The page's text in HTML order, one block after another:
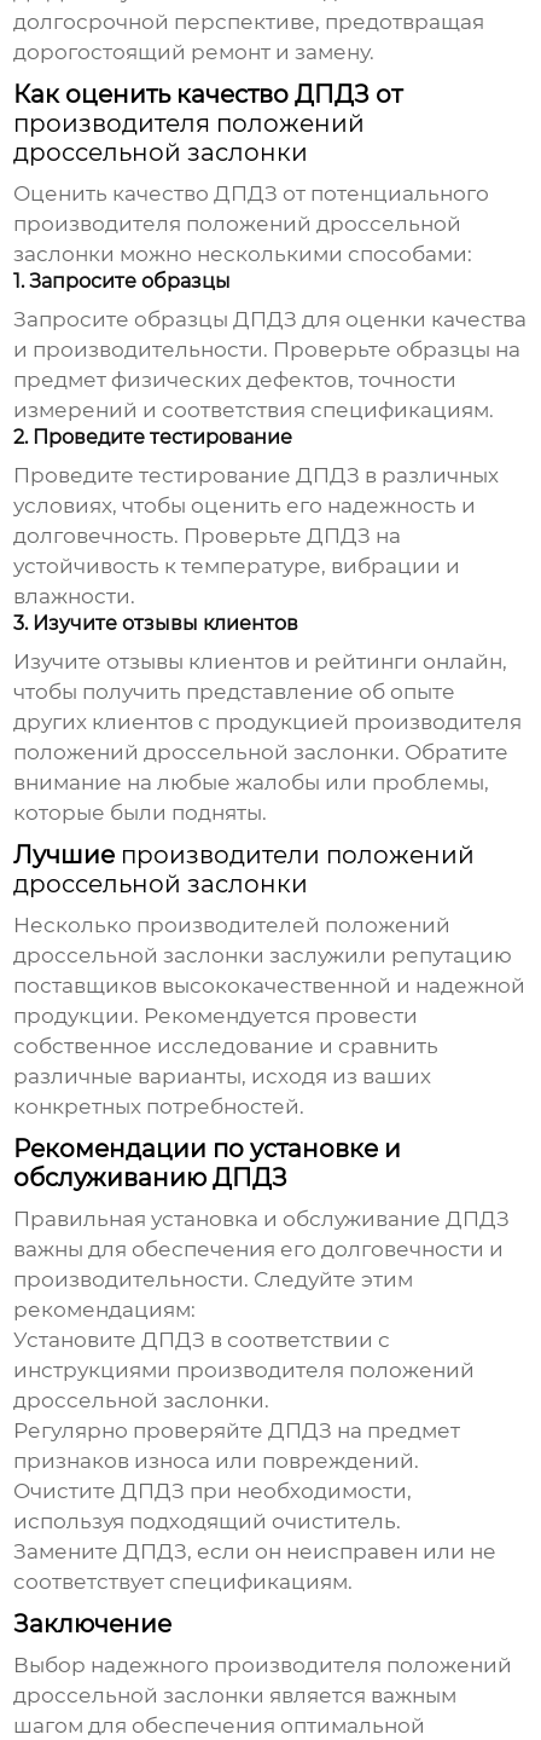
долгосрочной перспективе, предотвращая
дорогостоящий ремонт и замену.
Как оценить качество ДПДЗ от
производителя положений
дроссельной заслонки
Оценить качество ДПДЗ от потенциального
производителя положений дроссельной
заслонки можно несколькими способами:
1. Запросите образцы
Запросите образцы ДПДЗ для оценки качества
и производительности. Проверьте образцы на
предмет физических дефектов, точности
измерений и соответствия спецификациям.
2. Проведите тестирование
Проведите тестирование ДПДЗ в различных
условиях, чтобы оценить его надежность и
долговечность. Проверьте ДПДЗ на
устойчивость к температуре, вибрации и
влажности.
3. Изучите отзывы клиентов
Изучите отзывы клиентов и рейтинги онлайн,
чтобы получить представление об опыте
других клиентов с продукцией производителя
положений дроссельной заслонки. Обратите
внимание на любые жалобы или проблемы,
которые были подняты.
Лучшие производители положений
дроссельной заслонки
Несколько производителей положений
дроссельной заслонки заслужили репутацию
поставщиков высококачественной и надежной
продукции. Рекомендуется провести
собственное исследование и сравнить
различные варианты, исходя из ваших
конкретных потребностей.
Рекомендации по установке и
обслуживанию ДПДЗ
Правильная установка и обслуживание ДПДЗ
важны для обеспечения его долговечности и
производительности. Следуйте этим
рекомендациям:
Установите ДПДЗ в соответствии с
инструкциями производителя положений
дроссельной заслонки.
Регулярно проверяйте ДПДЗ на предмет
признаков износа или повреждений.
Очистите ДПДЗ при необходимости,
используя подходящий очиститель.
Замените ДПДЗ, если он неисправен или не
соответствует спецификациям.
Заключение
Выбор надежного производителя положений
дроссельной заслонки является важным
шагом для обеспечения оптимальной